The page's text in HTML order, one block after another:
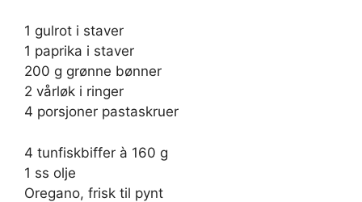
1 gulrot i staver
1 paprika i staver
200 g grønne bønner
2 vårløk i ringer
4 porsjoner pastaskruer
4 tunfiskbiffer à 160 g
1 ss olje
Oregano, frisk til pynt